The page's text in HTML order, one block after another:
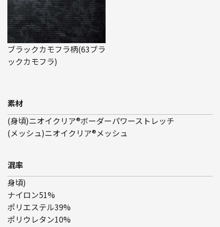
ブラックカモフラ柄(63ブラ
ックカモフラ)
素材
(身頃)ニオイクリア®ボーダーパワーストレッチ
(メッシュ)ニオイクリア®メッシュ
混率
身頃)
ナイロン51%
ポリエステル39%
ポリウレタン10%